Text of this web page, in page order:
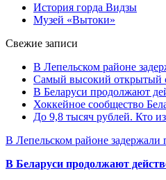
История горда Видзы
Музей «Вытоки»
Свежие записи
В Лепельском районе
Самый высокий открытый
В Беларуси продолжают
Хоккейное сообщество
До 9,8 тысяч рублей. Кто
В Лепельском районе задержали
В Беларуси продолжают